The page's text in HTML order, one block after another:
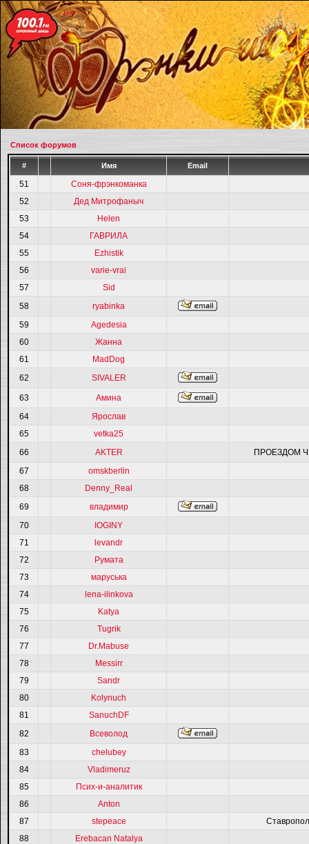
Список форумов
# Имя Email
51
Соня-фрэнкоманка
52
Дед Митрофаныч
53
Helen
54
ГАВРИЛА
55
Ezhistik
56
varie-vrai
57
Sid
58
ryabinka
59
Agedesia
60
Жанна
61
MadDog
62
SIVALER
63
Амина
64
Ярослав
65
vetka25
66
AKTER
ПРОЕЗДОМ
67
omskberlin
68
Denny_Real
69
владимир
70
IOGINY
71
levandr
72
Румата
73
маруська
74
lena-ilinkova
75
Katya
76
Tugrik
77
Dr.Mabuse
78
Messirr
79
Sandr
80
Kolynuch
81
SanuchDF
82
Всеволод
83
chelubey
84
Vladimeruz
85
Псих-и-аналитик
86
Anton
87
stepeace
88
Erebacan Natalya